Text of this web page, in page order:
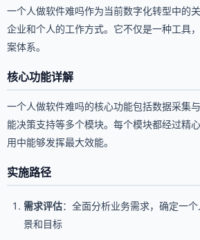
一个人做软件难吗作为当前数字化转型中的
企业和个人的工作方式。它不仅是一种工具
案体系。
核心功能详解
一个人做软件难吗的核心功能包括数据采集
能决策支持等多个模块。每个模块都经过精
用中能够发挥最大效能。
实施路径
需求评估：全面分析业务需求，确定一
景和目标